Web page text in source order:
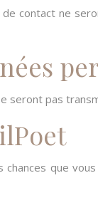
contact ne
seront pas
que